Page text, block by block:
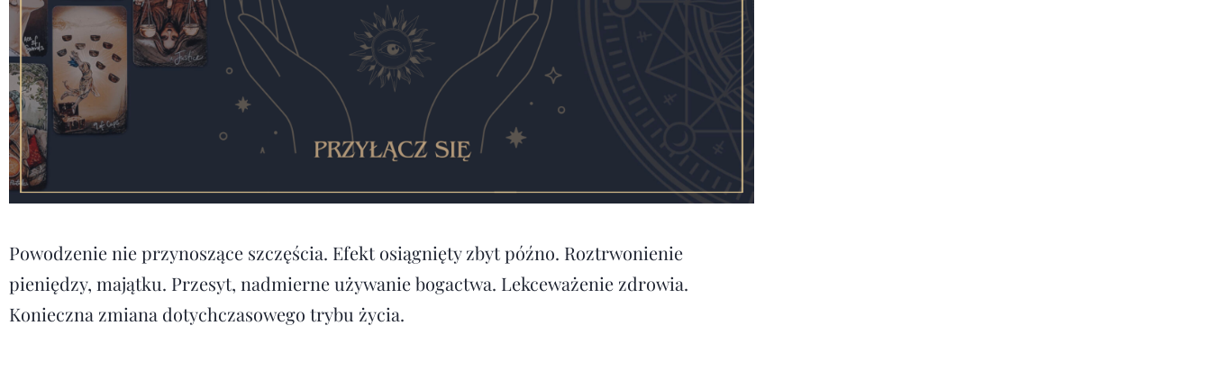
Powodzenie nie przynoszące szczęścia. Efekt osiągnięty zbyt późno. Roztrwonienie
pieniędzy, majątku. Przesyt, nadmierne używanie bogactwa. Lekceważenie zdrowia.
Konieczna zmiana dotychczasowego trybu życia.